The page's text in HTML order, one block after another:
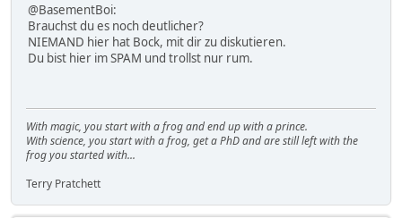
@BasementBoi:
Brauchst du es noch deutlicher?
NIEMAND hier hat Bock, mit dir zu diskutieren.
Du bist hier im SPAM und trollst nur rum.
With magic, you start with a frog and end up with a prince.
With science, you start with a frog, get a PhD and are still left with the
frog you started with...
Terry Pratchett